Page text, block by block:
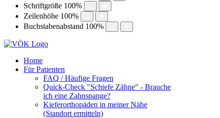
Schriftgröße 100%
Zeilenhöhe 100%
Buchstabenabstand 100%
Home
Für Patienten
FAQ / Häufige Fragen
Quick-Check "Schiefe Zähne" - Brauche
ich eine Zahnspange?
Kieferorthopäden in meiner Nähe
(Standort ermitteln)